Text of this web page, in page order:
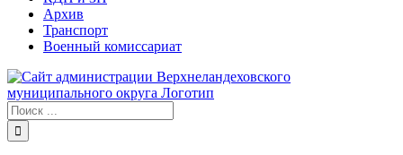
Архив
Транспорт
Военный комиссариат
Результат
поиска: